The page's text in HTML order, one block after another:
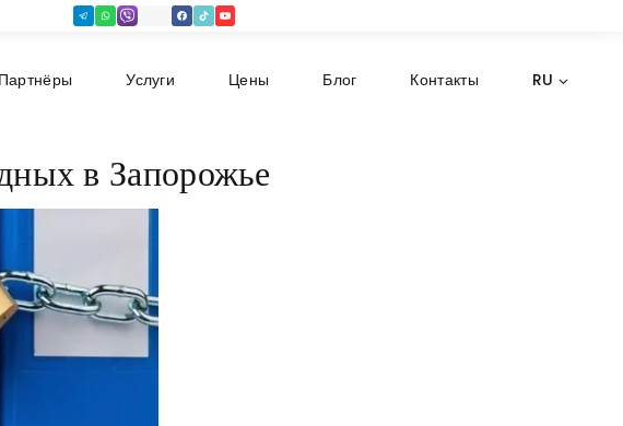
Партнёры Услуги Цены Блог Контакты RU
в Запорожье